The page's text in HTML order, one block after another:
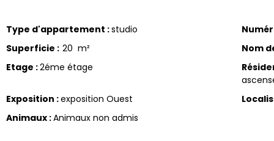
Type d'appartement :studio
Superficie : 20 m²
Nom
Etage :2éme étage
Exposition :exposition Ouest
Animaux :Animaux non admis